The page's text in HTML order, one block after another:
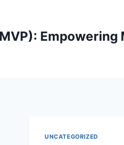
Empowering
UNCATEGORIZED